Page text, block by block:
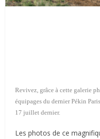
Revivez, grâce à cette galerie
équipages du dernier Pékin
17 juillet dernier.
Les photos de ce